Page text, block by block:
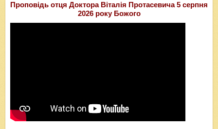
Проповідь отця Доктора Віталія Протасевича 5 серпня
2026 року Божого